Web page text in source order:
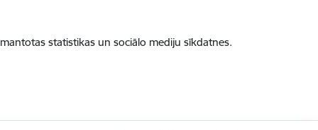
statistikas un sociālo mediju sīkdatnes.